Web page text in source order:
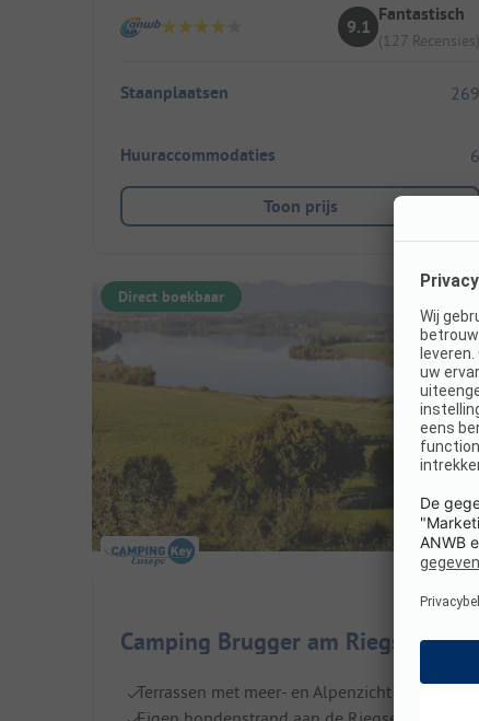
9.1
Fantastisch
(127 Recensies)
Staanplaatsen 269
Huuraccommodaties 6
Toon prijs
Direct boekbaar
Camping Brugger am Riegsee
Terrassen met meer- en Alpenzicht